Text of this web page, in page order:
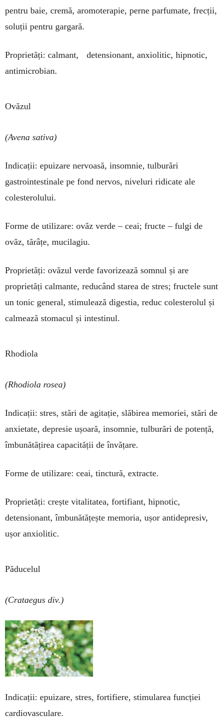
pentru baie, cremă, aromoterapie, perne parfumate, frecții,
soluții pentru gar­gară.
Proprietăți: cal­mant, detensionant, anxiolitic, hipnotic,
antimicrobian.
Ovăzul
(Avena sativa)
Indicații: epuizare nervoasă, insomnie, tulburări
gastrointestinale pe fond nervos, niveluri ridicate ale
colesterolului.
Forme de utilizare: ovăz verde – ceai; fructe – fulgi de
ovăz, tărâțe, mucilagiu.
Proprietăți: ovăzul verde favorizează somnul și are
proprietăți calmante, reducând starea de stres; fructele sunt
un tonic general, stimulează digestia, reduc colesterolul și
calmează stomacul și intestinul.
Rhodiola
(Rhodiola rosea)
Indicații: stres, stări de agitație, slăbirea memoriei, stări de
anxietate, depresie ușoară, insomnie, tulburări de potență,
îmbunătățirea capacității de învățare.
Forme de utilizare: ceai, tinctură, extrac­te.
Proprietăți: crește vitalitatea, fortifiant, hipnotic,
detensionant, îmbunătățește memo­ria, ușor antidepresiv,
ușor anxiolitic.
Păducelul
(Crataegus div.)
Indicații: epuizare, stres, fortifiere, stimu­larea funcției
cardiovasculare.